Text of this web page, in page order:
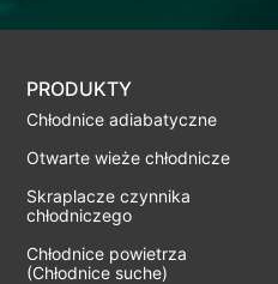
PRODUKTY
Chłodnice adiabatyczne
Otwarte wieże chłodnicze
Skraplacze czynnika
chłodniczego
Chłodnice powietrza
(Chłodnice suche)